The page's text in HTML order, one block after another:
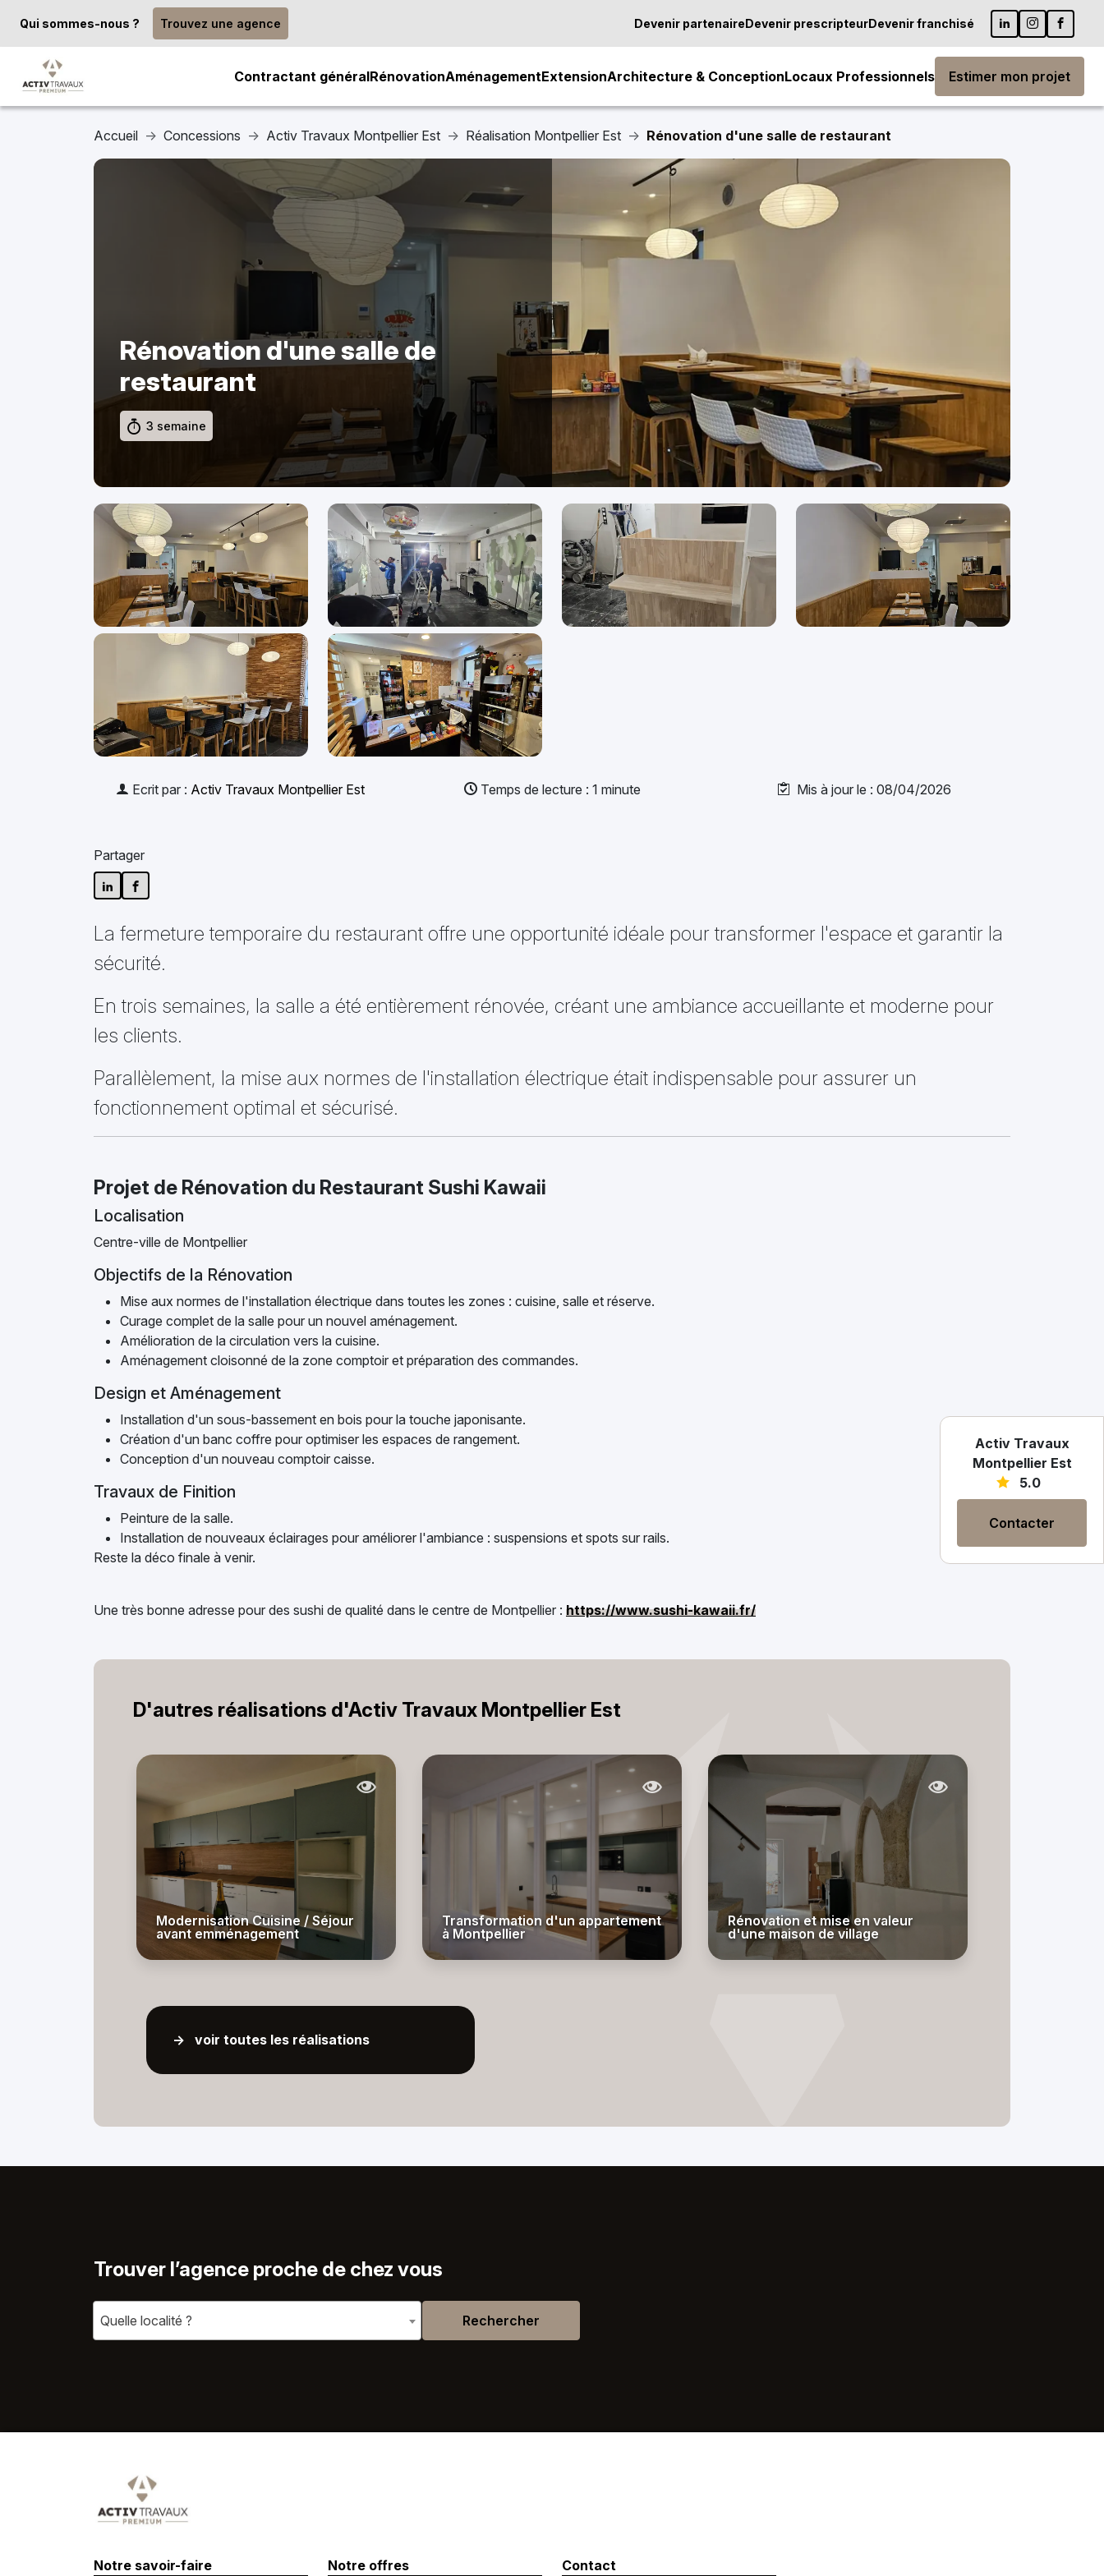
Qui sommes-nous ? Trouvez une agence Devenir partenaireDevenir prescripteurDevenir franchisé
Contractant généralRénovationAménagementExtensionArchitecture & ConceptionLocaux Professionnels Estimer mon projet
Accueil Concessions Activ Travaux Montpellier Est Réalisation Montpellier Est Rénovation d'une salle de restaurant
Rénovation d'une salle de
restaurant
3 semaine
Ecrit par : Activ Travaux Montpellier Est Temps de lecture : 1 minute Mis à jour le : 08/04/2026
Partager
La fermeture temporaire du restaurant offre une opportunité idéale pour transformer l'espace et garantir la
sécurité.
En trois semaines, la salle a été entièrement rénovée, créant une ambiance accueillante et moderne pour
les clients.
Parallèlement, la mise aux normes de l'installation électrique était indispensable pour assurer un
fonctionnement optimal et sécurisé.
Projet de Rénovation du Restaurant Sushi Kawaii
Localisation
Centre-ville de Montpellier
Objectifs de la Rénovation
Mise aux normes de l'installation électrique dans toutes les zones : cuisine, salle et réserve.
Curage complet de la salle pour un nouvel aménagement.
Amélioration de la circulation vers la cuisine.
Aménagement cloisonné de la zone comptoir et préparation des commandes.
Design et Aménagement
Installation d'un sous-bassement en bois pour la touche japonisante.
Création d'un banc coffre pour optimiser les espaces de rangement.
Conception d'un nouveau comptoir caisse.
Travaux de Finition
Peinture de la salle.
Installation de nouveaux éclairages pour améliorer l'ambiance : suspensions et spots sur rails.
Reste la déco finale à venir.
Une très bonne adresse pour des sushi de qualité dans le centre de Montpellier : https://www.sushi-kawaii.fr/
Activ Travaux
Montpellier Est
5.0
Contacter
D'autres réalisations d'Activ Travaux Montpellier Est
Modernisation Cuisine / Séjour
avant emménagement
Transformation d'un appartement
à Montpellier
Rénovation et mise en valeur
d'une maison de village
-> voir toutes les réalisations
Trouver l’agence proche de chez vous
Quelle localité ? Rechercher
Notre savoir-faire Notre offres Contact